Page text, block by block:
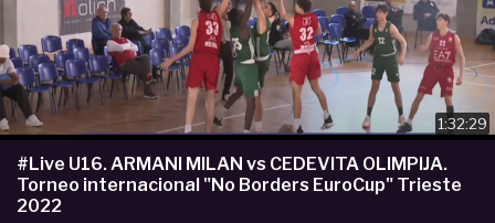
1:32:29
#Live U16. ARMANI MILAN vs CEDEVITA OLIMPIJA.
Torneo internacional "No Borders EuroCup" Trieste
2022